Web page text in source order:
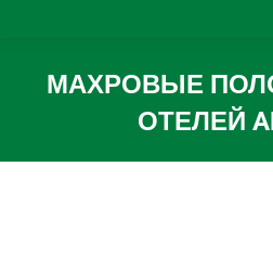
МАХРОВЫЕ
ОТЕЛЕЙ
Вы